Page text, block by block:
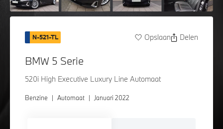
N-521-TL Opslaan Delen
BMW 5 Serie
520i High Executive Luxury Line Automaat
Benzine | Automaat | Januari 2022